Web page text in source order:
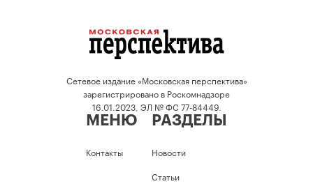
Сетевое издание «Московская перспектива»
зарегистрировано в Роскомнадзоре
16.01.2023, ЭЛ № ФС 77-84449.
МЕНЮ
Контакты
РАЗДЕЛЫ
Новости
Статьи